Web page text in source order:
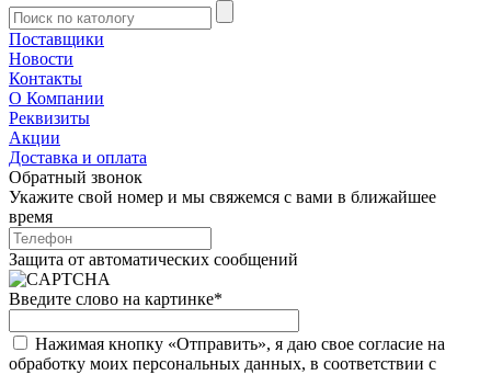
Поставщики
Новости
Контакты
О Компании
Реквизиты
Акции
Доставка и оплата
Обратный звонок
Укажите свой номер и мы свяжемся с вами в ближайшее
время
Защита от автоматических сообщений
Введите слово на картинке*
Нажимая кнопку «Отправить», я даю свое согласие на
обработку моих персональных данных, в соответствии с